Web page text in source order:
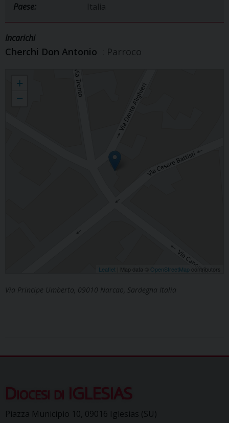
Paese:
Italia
Incarichi
Cherchi Don Antonio : Parroco
Parrocchia San Nicolò di Bari
+
−
Leaflet | Map data © OpenStreetMap contributors
Via Principe Umberto, 09010 Narcao, Sardegna Italia
Diocesi di IGLESIAS
Piazza Municipio 10, 09016 Iglesias (SU)